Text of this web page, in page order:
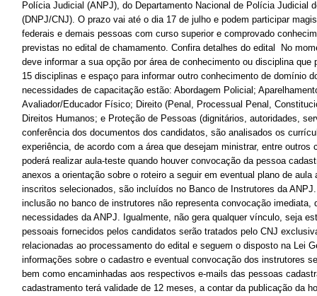
Polícia Judicial (ANPJ), do Departamento Nacional de Polícia Judicial
(DNPJ/CNJ). O prazo vai até o dia 17 de julho e podem participar
federais e demais pessoas com curso superior e comprovado
previstas no edital de chamamento. Confira detalhes do edital No
deve informar a sua opção por área de conhecimento ou disciplina que
15 disciplinas e espaço para informar outro conhecimento de domínio
necessidades de capacitação estão: Abordagem Policial;
Avaliador/Educador Físico; Direito (Penal, Processual Penal,
Direitos Humanos; e Proteção de Pessoas (dignitários, autoridades,
conferência dos documentos dos candidatos, são analisados os
experiência, de acordo com a área que desejam ministrar, entre outros
poderá realizar aula-teste quando houver convocação da pessoa
anexos a orientação sobre o roteiro a seguir em eventual plano de
inscritos selecionados, são incluídos no Banco de Instrutores da
inclusão no banco de instrutores não representa convocação imediata,
necessidades da ANPJ. Igualmente, não gera qualquer vínculo, seja
pessoais fornecidos pelos candidatos serão tratados pelo CNJ
relacionadas ao processamento do edital e seguem o disposto na Lei
informações sobre o cadastro e eventual convocação dos instrutores
bem como encaminhadas aos respectivos e-mails das pessoas
cadastramento terá validade de 12 meses, a contar da publicação da